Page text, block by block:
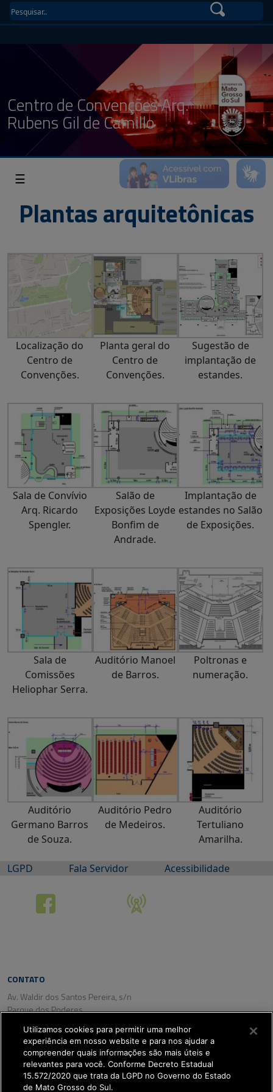
Centro de Convenções Arq.
Rubens Gil de Camillo
☰
Plantas arquitetônicas
Localização do
Centro de
Convenções.
Planta geral do
Centro de
Convenções.
Sugestão de
implantação de
estandes.
Sala de Convívio
Arq. Ricardo
Spengler.
Salão de
Exposições Loyde
Bonfim de
Andrade.
Implantação de
estandes no Salão
de Exposições.
Sala de
Comissões
Heliophar Serra.
Auditório Manoel
de Barros.
Poltronas e
numeração.
Auditório
Germano Barros
de Souza.
Auditório Pedro
de Medeiros.
Auditório
Tertuliano
Amarilha.
LGPD Fala Servidor Acessibilidade
CONTATO
Av. Waldir dos Santos Pereira, s/n
Parque dos Poderes
Campo Grande/ MS
Tel. (67) 3318-2800
Fax: (67) 3318-2809
Utilizamos cookies para permitir uma melhor
experiência em nosso website e para nos ajudar a
compreender quais informações são mais úteis e
relevantes para você. Conforme Decreto Estadual
15.572/2020 que trata da LGPD no Governo do Estado
de Mato Grosso do Sul.